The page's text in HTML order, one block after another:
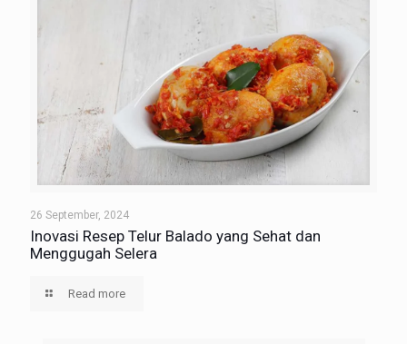
26 September, 2024
Inovasi Resep Telur Balado yang Sehat dan
Menggugah Selera
Read more